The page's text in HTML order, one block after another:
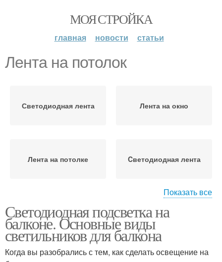
МОЯ СТРОЙКА
главная новости статьи
Лента на потолок
Светодиодная лента Лента на окно
Лента на потолке Cветодиодная лента
лента
Ленты на потолок
Показать все
Светодиодная подсветка на
балконе. Основные виды
светильников для балкона
Когда вы разобрались с тем, как сделать освещение на